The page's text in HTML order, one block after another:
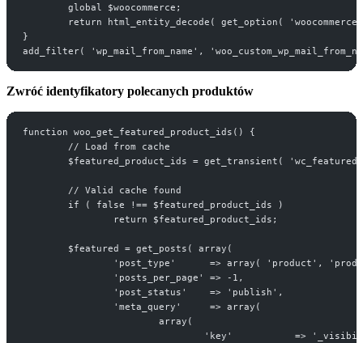
        global $woocommerce;
return html_entity_decode( get_option(
}
add_filter( 'wp_mail_from_name',
Zwróć identyfikatory polecanych produktów
function woo_get_featured_product_ids() {
	// Load from cache
$featured_product_ids = get_transient(
	// Valid cache found
	if ( false !== $featured_product_ids )
		return $featured_product_ids;
	$featured = get_posts( array(
'post_type'      => array( 'product',
		'posts_per_page' => -1,
		'post_status'    => 'publish',
		'meta_query'     => array(
			array(
'key' 		=>